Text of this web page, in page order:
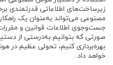
زیرساخت‌های اطلاعاتی قدرتمندی
مصنوعی می‌تواند به‌عنوان یک
جست‌وجوی اطلاعات قوانین و
صورتی که بتوانیم به‌درستی از
بهره‌برداری کنیم، تحولی عظیم در
خواهد داد.